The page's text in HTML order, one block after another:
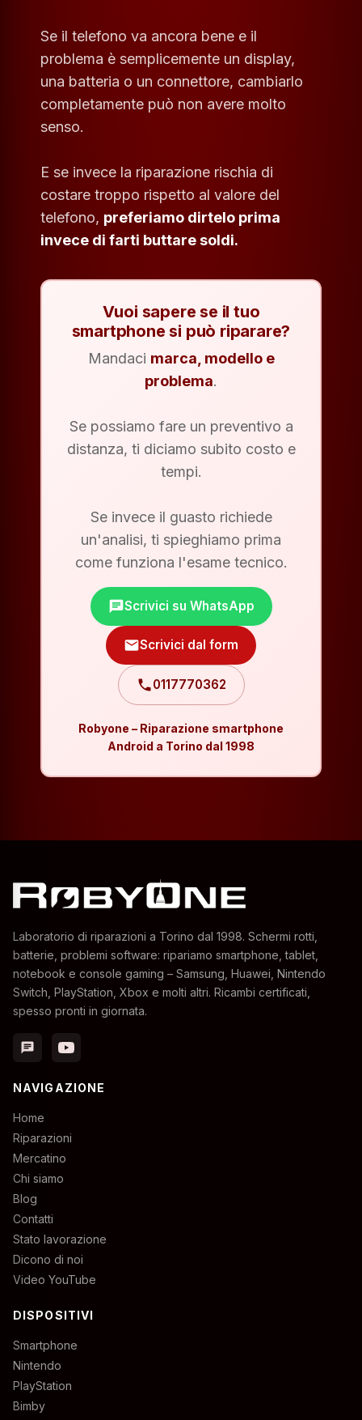
Se il telefono va ancora bene e il
problema è semplicemente un display,
una batteria o un connettore, cambiarlo
completamente può non avere molto
senso.
E se invece la riparazione rischia di
costare troppo rispetto al valore del
telefono, preferiamo dirtelo prima
invece di farti buttare soldi.
Vuoi sapere se il tuo
smartphone si può riparare?
Mandaci marca, modello e
problema.
Se possiamo fare un preventivo a
distanza, ti diciamo subito costo e
tempi.
Se invece il guasto richiede
un'analisi, ti spieghiamo prima
come funziona l'esame tecnico.
chatScrivici su WhatsApp
mailScrivici dal form
phone0117770362
Robyone – Riparazione smartphone
Android a Torino dal 1998
Laboratorio di riparazioni a Torino dal 1998. Schermi rotti,
batterie, problemi software: ripariamo smartphone, tablet,
notebook e console gaming – Samsung, Huawei, Nintendo
Switch, PlayStation, Xbox e molti altri. Ricambi certificati,
spesso pronti in giornata.
chat
NAVIGAZIONE
Home
Riparazioni
Mercatino
Chi siamo
Blog
Contatti
Stato lavorazione
Dicono di noi
Video YouTube
DISPOSITIVI
Smartphone
Nintendo
PlayStation
Bimby